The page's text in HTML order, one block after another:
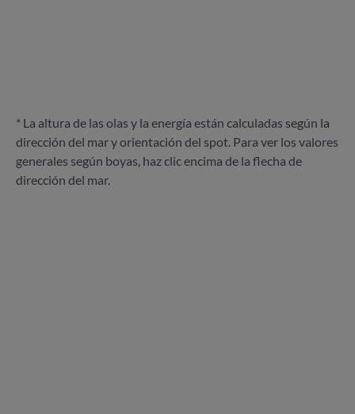
* La altura de las olas y la energía están calculadas según la
dirección del mar y orientación del spot. Para ver los valores
generales según boyas, haz clic encima de la flecha de
dirección del mar.